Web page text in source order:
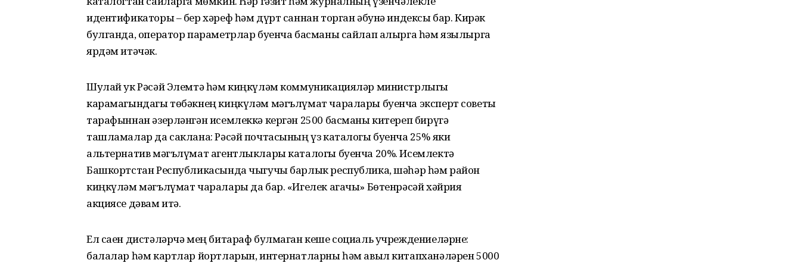
идентификаторы – бер хәреф һәм дүрт саннан торган әбунә индексы бар. Кирәк
булганда, оператор параметрлар буенча басманы сайлап алырга һәм язылырга
ярдәм итәчәк.
Шулай ук Рәсәй Элемтә һәм киңкүләм коммуникацияләр министрлыгы
карамагындагы төбәкнең киңкүләм мәгълүмат чаралары буенча эксперт советы
тарафыннан әзерләнгән исемлеккә кергән 2500 басманы китереп бирүгә
ташламалар да саклана: Рәсәй почтасының үз каталогы буенча 25% яки
альтернатив мәгълүмат агентлыклары каталогы буенча 20%. Исемлектә
Башкортстан Республикасында чыгучы барлык республика, шәһәр һәм район
киңкүләм мәгълүмат чаралары да бар. «Игелек агачы» Бөтенрәсәй хәйрия
акциясе дәвам итә.
Ел саен дистәләрчә мең битараф булмаган кеше социаль учреждениеләрне:
балалар һәм картлар йортларын, интернатларны һәм авыл китапханәләрен 5000